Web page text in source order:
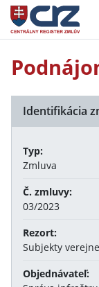
Identifikácia
Typ:
Zmluva
Č. zmluvy:
03/2023
Rezort:
Subjekty
Objednávateľ: